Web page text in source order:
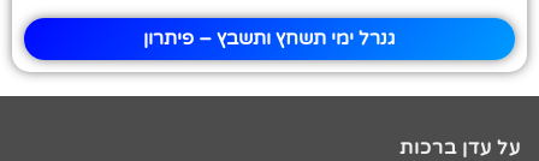
גנרל ימי תשחץ ותשבץ – פיתרון
על עדן ברכות